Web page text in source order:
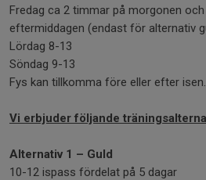
Fredag ca 2 timmar på morgonen
eftermiddagen (endast för alternativ
Lördag 8-13
Söndag 9-13
Fys kan tillkomma före eller efter isen.
Vi erbjuder följande
Alternativ 1 – Guld
10-12 ispass fördelat på 5 dagar